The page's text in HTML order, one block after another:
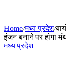
Home/मध्य प्रदेश/
इंजन बनाने पर होगा
मध्य प्रदेश